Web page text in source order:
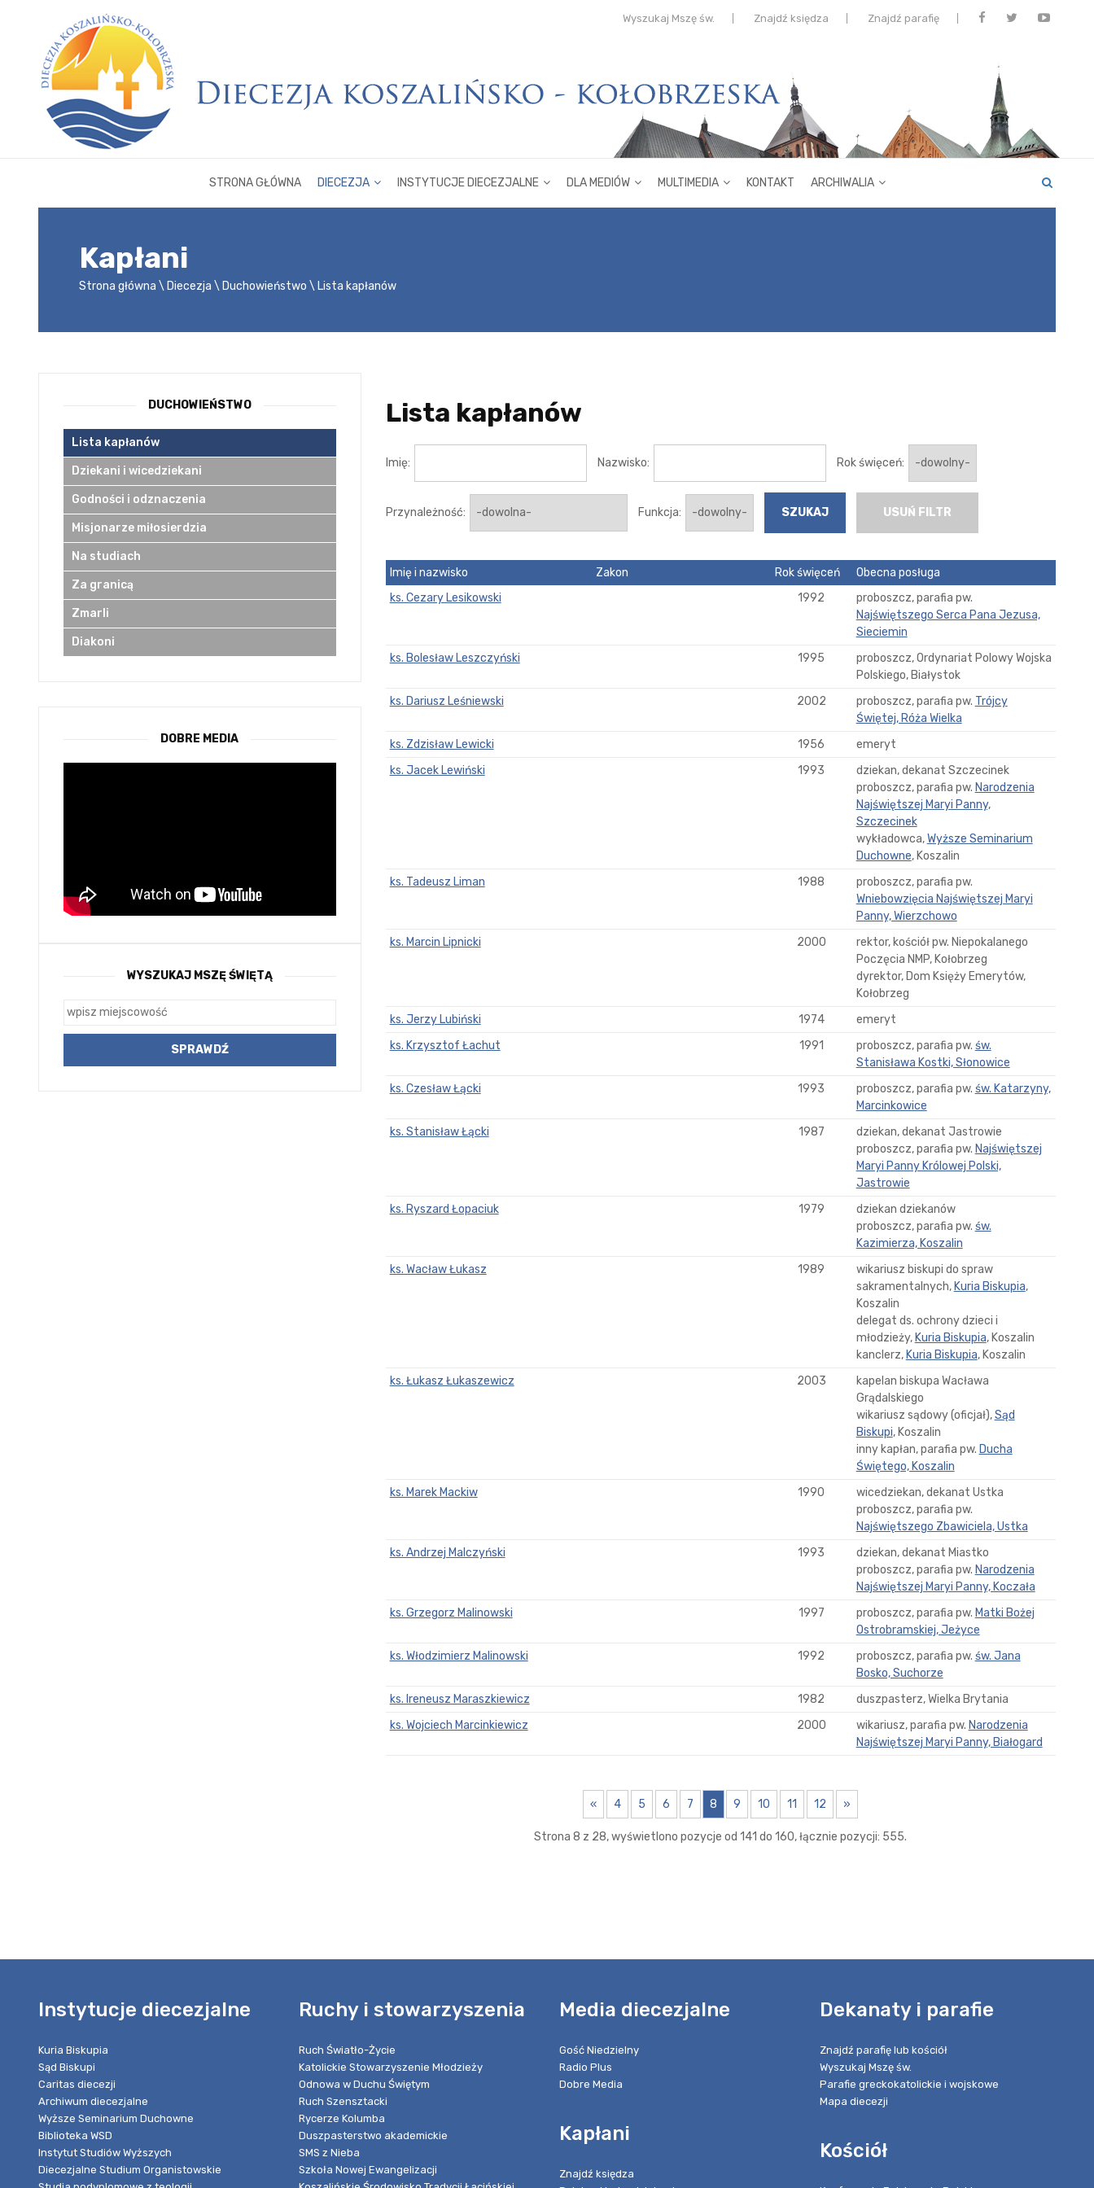
Wyszukaj Mszę św. Znajdź księdza Znajdź parafię
STRONA GŁÓWNA DIECEZJA INSTYTUCJE DIECEZJALNE DLA MEDIÓW MULTIMEDIA KONTAKT ARCHIWALIA
Kapłani
Strona główna Diecezja Duchowieństwo Lista kapłanów
Lista kapłanów
Imię: Nazwisko: Rok święceń:
Przynależność: Funkcja: USUŃ FILTR
Imię i nazwisko Zakon Rok święceń
Obecna posługa
ks. Cezary Lesikowski
1992
proboszcz, parafia pw.
Najświętszego Serca Pana Jezusa,
Sieciemin
ks. Bolesław Leszczyński
1995
proboszcz, Ordynariat Polowy Wojska
Polskiego, Białystok
ks. Dariusz Leśniewski
2002 proboszcz, parafia pw. Trójcy
Świętej, Róża Wielka
ks. Zdzisław Lewicki
1956
emeryt
ks. Jacek Lewiński
1993
dziekan, dekanat Szczecinek
proboszcz, parafia pw. Narodzenia
Najświętszej Maryi Panny,
Szczecinek
wykładowca,Wyższe Seminarium
Duchowne, Koszalin
ks. Tadeusz Liman
1988
proboszcz, parafia pw.
Wniebowzięcia Najświętszej Maryi
Panny, Wierzchowo
ks. Marcin Lipnicki
2000
rektor, kościół pw. Niepokalanego
Poczęcia NMP, Kołobrzeg
dyrektor, Dom Księży Emerytów,
Kołobrzeg
ks. Jerzy Lubiński
1974
emeryt
ks. Krzysztof Łachut
1991 proboszcz, parafia pw. św.
Stanisława Kostki, Słonowice
ks. Czesław Łącki
1993 proboszcz, parafia pw. św. Katarzyny,
Marcinkowice
ks. Stanisław Łącki
1987
dziekan, dekanat Jastrowie
proboszcz, parafia pw. Najświętszej
Maryi Panny Królowej Polski,
Jastrowie
ks. Ryszard Łopaciuk
1979
dziekan dziekanów
proboszcz, parafia pw. św.
Kazimierza, Koszalin
ks. Wacław Łukasz
1989
wikariusz biskupi do spraw
sakramentalnych, Kuria Biskupia,
Koszalin
delegat ds. ochrony dzieci i
młodzieży, Kuria Biskupia, Koszalin
kanclerz, Kuria Biskupia, Koszalin
ks. Łukasz Łukaszewicz
2003
kapelan biskupa Wacława
Grądalskiego
wikariusz sądowy (oficjał),Sąd
Biskupi, Koszalin
inny kapłan, parafia pw. Ducha
Świętego, Koszalin
ks. Marek Mackiw
1990
wicedziekan, dekanat Ustka
proboszcz, parafia pw.
Najświętszego Zbawiciela, Ustka
ks. Andrzej Malczyński
1993
dziekan, dekanat Miastko
proboszcz, parafia pw. Narodzenia
Najświętszej Maryi Panny, Koczała
ks. Grzegorz Malinowski
1997 proboszcz, parafia pw. Matki Bożej
Ostrobramskiej, Jeżyce
ks. Włodzimierz Malinowski
1992 proboszcz, parafia pw. św. Jana
Bosko, Suchorze
ks. Ireneusz Maraszkiewicz
1982
duszpasterz, Wielka Brytania
ks. Wojciech Marcinkiewicz
2000 wikariusz, parafia pw. Narodzenia
Najświętszej Maryi Panny, Białogard
« 4 5 6 7 8 9 10 11 12 »
Strona 8 z 28, wyświetlono pozycje od 141 do 160, łącznie pozycji: 555.
DUCHOWIEŃSTWO
Lista kapłanów
Dziekani i wicedziekani
Godności i odznaczenia
Misjonarze miłosierdzia
Na studiach
Za granicą
Zmarli
Diakoni
DOBRE MEDIA
WYSZUKAJ MSZĘ ŚWIĘTĄ
Instytucje diecezjalne
Kuria Biskupia
Sąd Biskupi
Caritas diecezji
Archiwum diecezjalne
Wyższe Seminarium Duchowne
Biblioteka WSD
Instytut Studiów Wyższych
Diecezjalne Studium Organistowskie
Ruchy i stowarzyszenia
Ruch Światło-Życie
Katolickie Stowarzyszenie Młodzieży
Odnowa w Duchu Świętym
Ruch Szensztacki
Rycerze Kolumba
Duszpasterstwo akademickie
SMS z Nieba
Szkoła Nowej Ewangelizacji
Media diecezjalne
Gość Niedzielny
Radio Plus
Dobre Media
Kapłani
Znajdź księdza
Dekanaty i parafie
Znajdź parafię lub kościół
Wyszukaj Mszę św.
Parafie greckokatolickie i wojskowe
Mapa diecezji
Kościół